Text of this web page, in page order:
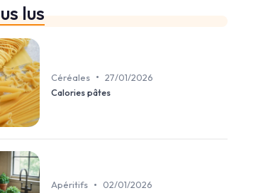
lus
Céréales • 27/01/2026
Calories pâtes
Apéritifs •
02/01/2026